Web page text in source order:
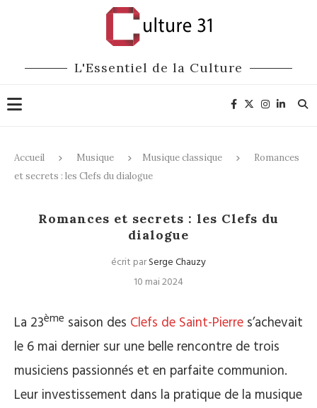
L'Essentiel de la Culture
Accueil Musique Musique classique
Romances
et secrets : les Clefs du dialogue
Romances et secrets : les Clefs du
dialogue
écrit parSerge Chauzy
10 mai 2024
La 23ème saison des Clefs de Saint-Pierre s’achevait
le 6 mai dernier sur une belle rencontre de trois
musiciens passionnés et en parfaite communion.
Leur investissement dans la pratique de la musique